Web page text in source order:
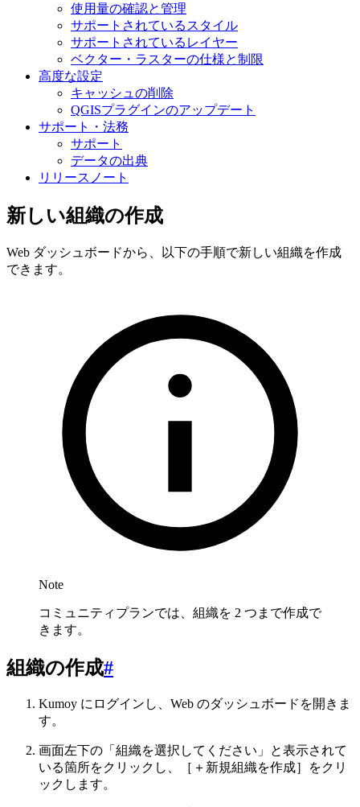
使用量の確認と管理
サポートされているスタイル
サポートされているレイヤー
ベクター・ラスターの仕様と制限
高度な設定
キャッシュの削除
QGISプラグインのアップデート
サポート・法務
サポート
データの出典
リリースノート
新しい組織の作成
Web ダッシュボードから、以下の手順で新しい組織を作成
できます。
Note
コミュニティプランでは、組織を 2 つまで作成で
きます。
組織の作成#
Kumoy にログインし、Web のダッシュボードを開きま
す。
画面左下の「組織を選択してください」と表示されて
いる箇所をクリックし、［＋新規組織を作成］をクリ
ックします。